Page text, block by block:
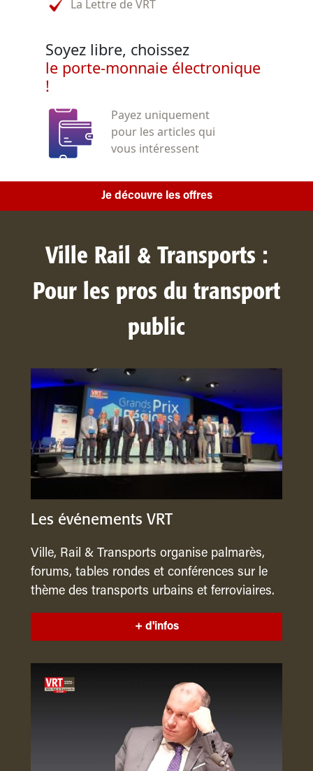
La Lettre de VRT
Soyez libre, choissez
le porte-monnaie électronique
!
Payez uniquement
pour les articles qui
vous intéressent
Je découvre les offres
Ville Rail & Transports :
Pour les pros du transport
public
Les événements VRT
Ville, Rail & Transports organise palmarès,
forums, tables rondes et conférences sur le
thème des transports urbains et ferroviaires.
+ d'infos